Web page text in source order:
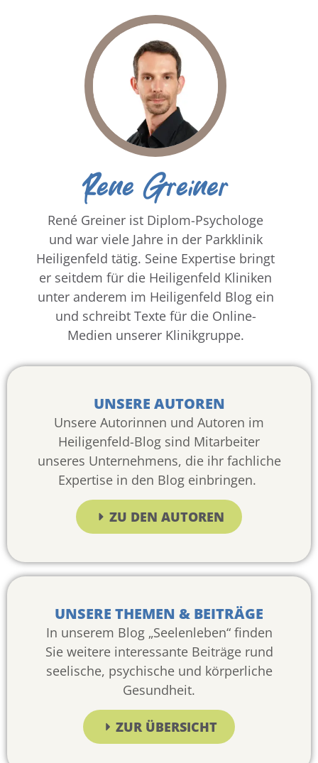
Rene Greiner
René Greiner ist Diplom-Psychologe
und war viele Jahre in der Parkklinik
Heiligenfeld tätig. Seine Expertise bringt
er seitdem für die Heiligenfeld Kliniken
unter anderem im Heiligenfeld Blog ein
und schreibt Texte für die Online-
Medien unserer Klinikgruppe.
UNSERE AUTOREN
Unsere Autorinnen und Autoren im
Heiligenfeld-Blog sind Mitarbeiter
unseres Unternehmens, die ihr fachliche
Expertise in den Blog einbringen.
ZU DEN AUTOREN
UNSERE THEMEN & BEITRÄGE
In unserem Blog „Seelenleben“ finden
Sie weitere interessante Beiträge rund
seelische, psychische und körperliche
Gesundheit.
ZUR ÜBERSICHT